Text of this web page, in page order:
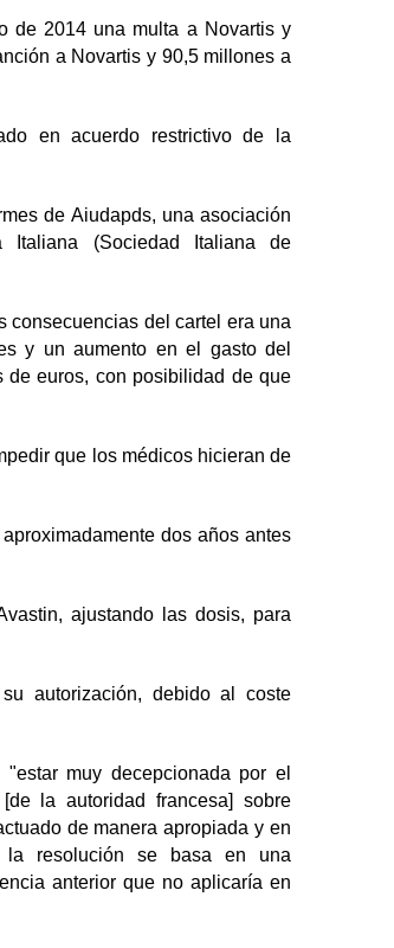
de 2014 una multa a Novartis y
a Novartis y 90,5 millones a
en acuerdo restrictivo de la
de Aiudapds, una asociación
Italiana (Sociedad Italiana de
consecuencias del cartel era una
y un aumento en el gasto del
euros, con posibilidad de que
que los médicos hicieran de
dos años antes
ajustando las dosis, para
autorización, debido al coste
muy decepcionada por el
la autoridad francesa] sobre
de manera apropiada y en
la resolución se basa en una
anterior que no aplicaría en